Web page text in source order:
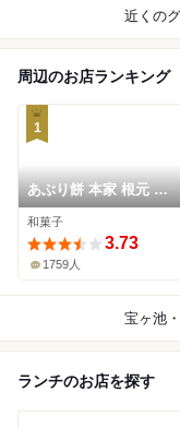
近くの
周辺のお店ランキング
1
あぶり餅 本家 根元 か
ざりや
和菓子
3.73
1759人
宝ヶ池
ランチのお店を探す